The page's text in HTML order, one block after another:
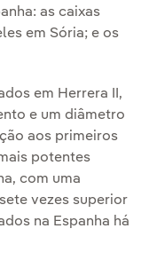
as caixas
em Sória; e os
em Herrera II,
e um diâmetro
aos primeiros
potentes
com uma
vezes superior
na Espanha há